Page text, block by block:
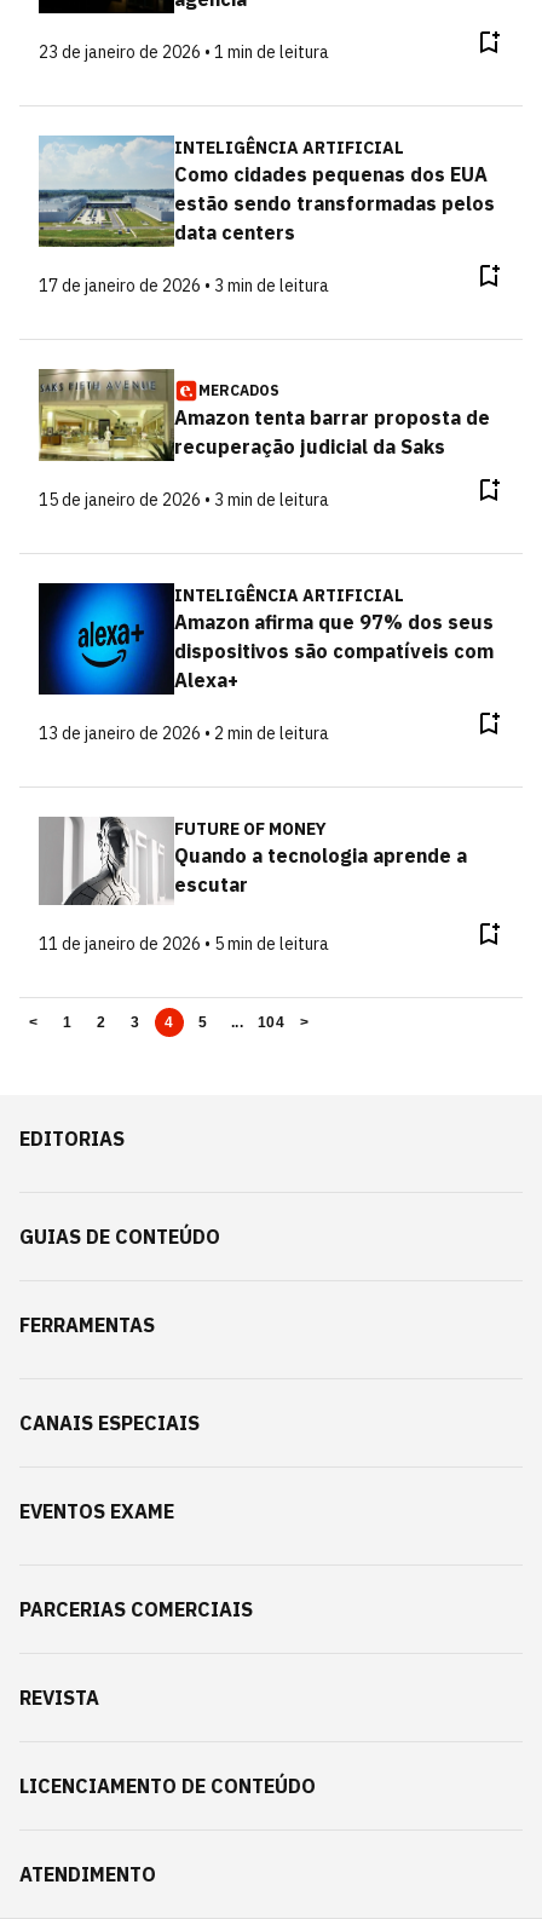
23 de janeiro de 2026 • 1 min de leitura
INTELIGÊNCIA ARTIFICIAL
Como cidades pequenas dos EUA
estão sendo transformadas pelos
data centers
17 de janeiro de 2026 • 3 min de leitura
MERCADOS
Amazon tenta barrar proposta de
recuperação judicial da Saks
15 de janeiro de 2026 • 3 min de leitura
INTELIGÊNCIA ARTIFICIAL
Amazon afirma que 97% dos seus
dispositivos são compatíveis com
Alexa+
13 de janeiro de 2026 • 2 min de leitura
FUTURE OF MONEY
Quando a tecnologia aprende a
escutar
11 de janeiro de 2026 • 5 min de leitura
< 1 2 3 4 5 ... 104 >
EDITORIAS
GUIAS DE CONTEÚDO
FERRAMENTAS
CANAIS ESPECIAIS
EVENTOS EXAME
PARCERIAS COMERCIAIS
REVISTA
LICENCIAMENTO DE CONTEÚDO
ATENDIMENTO